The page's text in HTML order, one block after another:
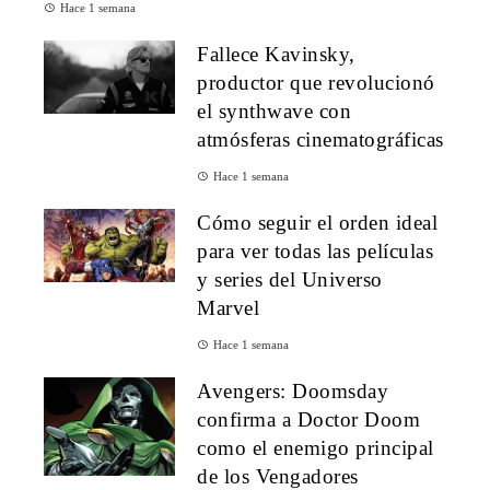
Hace 1 semana
Fallece Kavinsky,
productor que revolucionó
el synthwave con
atmósferas cinematográficas
Hace 1 semana
Cómo seguir el orden ideal
para ver todas las películas
y series del Universo
Marvel
Hace 1 semana
Avengers: Doomsday
confirma a Doctor Doom
como el enemigo principal
de los Vengadores